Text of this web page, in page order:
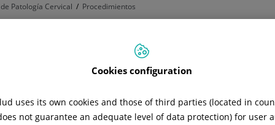
Patología Cervical Procedimientos
Cookies configuration
uses its own cookies and those of third parties (located in
not guarantee an adequate level of data protection) for user